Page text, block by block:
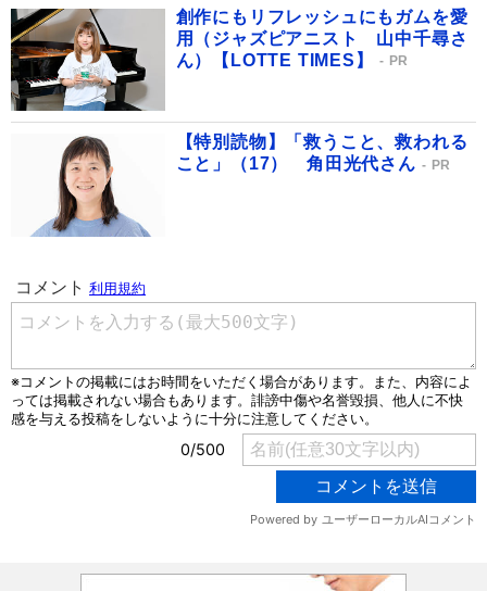
創作にもリフレッシュにもガムを愛
用（ジャズピアニスト 山中千尋さ
ん）【LOTTE TIMES】
PR
【特別読物】「救うこと、救われる
こと」（17） 角田光代さん
PR